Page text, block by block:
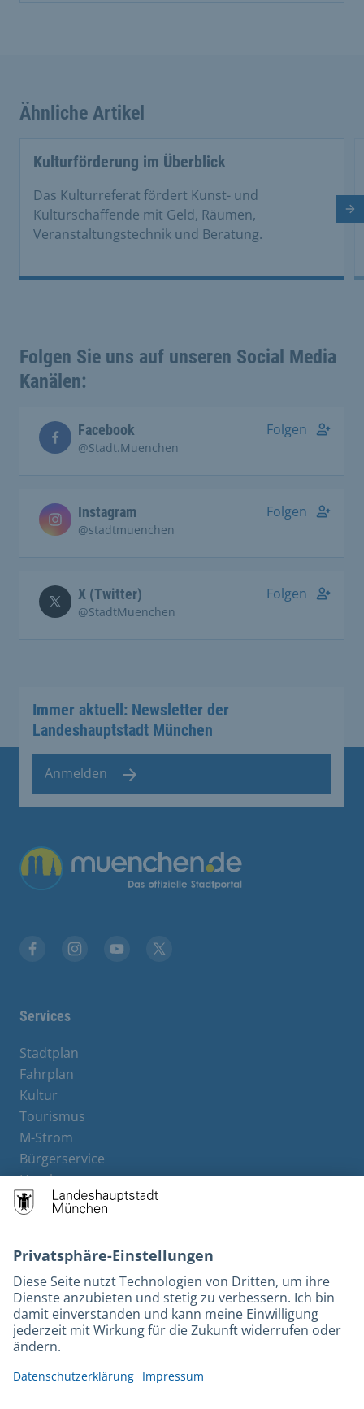
Ähnliche Artikel
Kulturförderung im Überblick
Das Kulturreferat fördert Kunst- und
Kulturschaffende mit Geld, Räumen,
Veranstaltungstechnik und Beratung.
Folgen Sie uns auf unseren Social Media
Kanälen:
Facebook
@Stadt.Muenchen
Folgen
Instagram
@stadtmuenchen
Folgen
X (Twitter)
@StadtMuenchen
Folgen
Immer aktuell: Newsletter der
Landeshauptstadt München
Anmelden
Services
Stadtplan
Fahrplan
Kultur
Tourismus
M-Strom
Bürgerservice
Hotels
Barrierefreiheit
Leichte Sprache
Gebärdensprache
Datenschutz
Impressum